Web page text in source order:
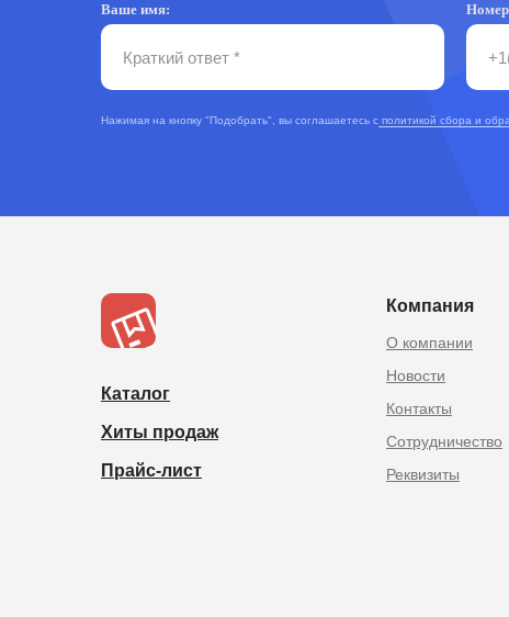
Ваше имя: Номер
Нажимая на кнопку "Подобрать", вы соглашаетесь с политикой сбора и
Компания
О компании
Новости
Контакты
Сотрудничество
Реквизиты
Каталог
Хиты продаж
Прайс-лист